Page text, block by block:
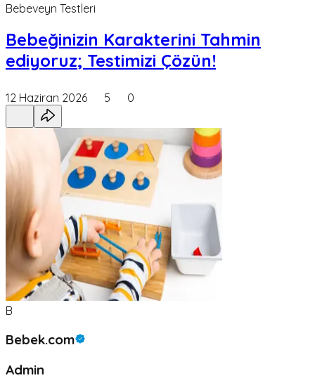
Bebeveyn Testleri
Bebeğinizin Karakterini Tahmin
ediyoruz; Testimizi Çözün!
12 Haziran 2026 5 0
B
Bebek.com
Admin